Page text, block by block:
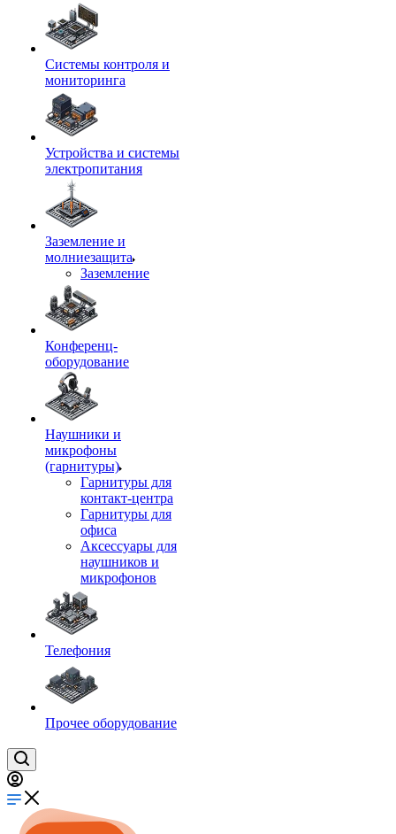
Системы контроля и
мониторинга
Устройства и системы
электропитания
Заземление и
молниезащита
Заземление
Конференц-
оборудование
Наушники и
микрофоны
(гарнитуры)
Гарнитуры для
контакт-центра
Гарнитуры для
офиса
Аксессуары для
наушников и
микрофонов
Телефония
Прочее оборудование